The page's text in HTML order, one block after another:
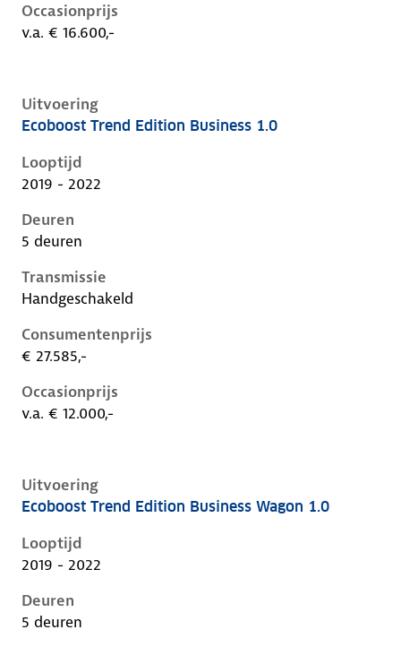
Occasionprijs
v.a. € 16.600,-
Uitvoering
Ford Focus iv, 1.0, 92 kW, Benzine, 5 deuren
Ecoboost Trend Edition Business 1.0
Looptijd
2019 - 2022
Deuren
5 deuren
Transmissie
Handgeschakeld
Consumentenprijs
€ 27.585,-
Occasionprijs
v.a. € 12.000,-
Uitvoering
Ford Focus iv, wagon 1.0, 92 kW, Benzine, 5 deuren
Ecoboost Trend Edition Business Wagon 1.0
Looptijd
2019 - 2022
Deuren
5 deuren